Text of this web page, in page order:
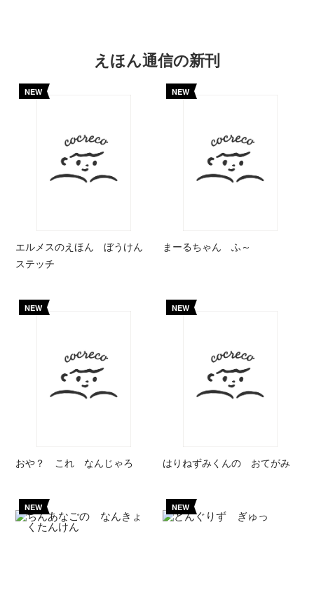
えほん通信の新刊
NEW
エルメスのえほん ぼうけん
ステッチ
NEW
まーるちゃん ふ～
NEW
おや？ これ なんじゃろ
NEW
はりねずみくんの おてがみ
NEW NEW